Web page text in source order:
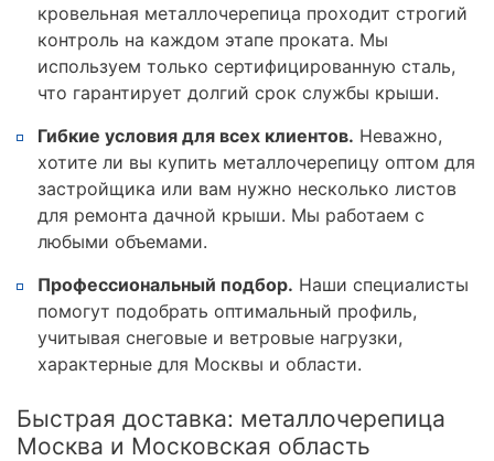
кровельная металлочерепица проходит строгий
контроль на каждом этапе проката. Мы
используем только сертифицированную сталь,
что гарантирует долгий срок службы крыши.
Гибкие условия для всех клиентов. Неважно,
хотите ли вы купить металлочерепицу оптом для
застройщика или вам нужно несколько листов
для ремонта дачной крыши. Мы работаем с
любыми объемами.
Профессиональный подбор. Наши специалисты
помогут подобрать оптимальный профиль,
учитывая снеговые и ветровые нагрузки,
характерные для Москвы и области.
Быстрая доставка: металлочерепица
Москва и Московская область